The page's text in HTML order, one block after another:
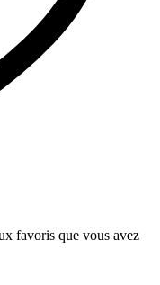
favoris que vous avez